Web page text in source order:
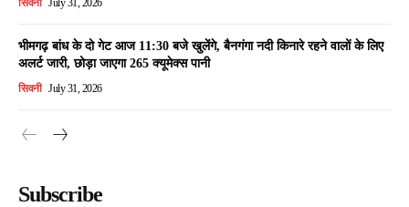
सिवनी July 31, 2026
भीमगढ़ बांध के दो गेट आज 11:30 बजे खुलेंगे, बैनगंगा नदी किनारे रहने वालों के लिए
अलर्ट जारी, छोड़ा जाएगा 265 क्यूमेक्स पानी
सिवनी July 31, 2026
Subscribe